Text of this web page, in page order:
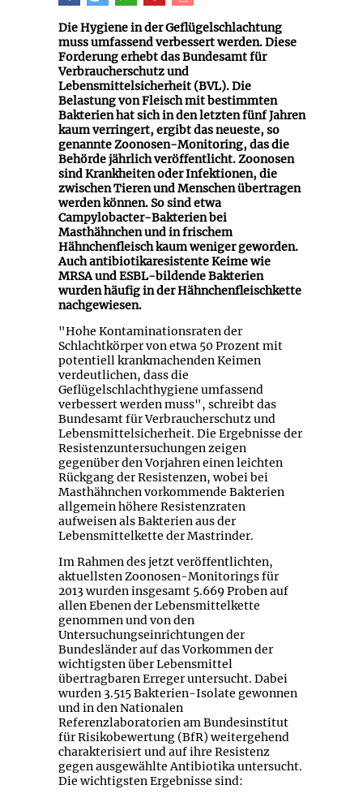
Die Hygiene in der Geflügelschlachtung
muss umfassend verbessert werden. Diese
Forderung erhebt das Bundesamt für
Verbraucherschutz und
Lebensmittelsicherheit (BVL). Die
Belastung von Fleisch mit bestimmten
Bakterien hat sich in den letzten fünf Jahren
kaum verringert, ergibt das neueste, so
genannte Zoonosen-Monitoring, das die
Behörde jährlich veröffentlicht. Zoonosen
sind Krankheiten oder Infektionen, die
zwischen Tieren und Menschen übertragen
werden können. So sind etwa
Campylobacter-Bakterien bei
Masthähnchen und in frischem
Hähnchenfleisch kaum weniger geworden.
Auch antibiotikaresistente Keime wie
MRSA und ESBL-bildende Bakterien
wurden häufig in der Hähnchenfleischkette
nachgewiesen.
"Hohe Kontaminationsraten der
Schlachtkörper von etwa 50 Prozent mit
potentiell krankmachenden Keimen
verdeutlichen, dass die
Geflügelschlachthygiene umfassend
verbessert werden muss", schreibt das
Bundesamt für Verbraucherschutz und
Lebensmittelsicherheit. Die Ergebnisse der
Resistenzuntersuchungen zeigen
gegenüber den Vorjahren einen leichten
Rückgang der Resistenzen, wobei bei
Masthähnchen vorkommende Bakterien
allgemein höhere Resistenzraten
aufweisen als Bakterien aus der
Lebensmittelkette der Mastrinder.
Im Rahmen des jetzt veröffentlichten,
aktuellsten Zoonosen-Monitorings für
2013 wurden insgesamt 5.669 Proben auf
allen Ebenen der Lebensmittelkette
genommen und von den
Untersuchungseinrichtungen der
Bundesländer auf das Vorkommen der
wichtigsten über Lebensmittel
übertragbaren Erreger untersucht. Dabei
wurden 3.515 Bakterien-Isolate gewonnen
und in den Nationalen
Referenzlaboratorien am Bundesinstitut
für Risikobewertung (BfR) weitergehend
charakterisiert und auf ihre Resistenz
gegen ausgewählte Antibiotika untersucht.
Die wichtigsten Ergebnisse sind: